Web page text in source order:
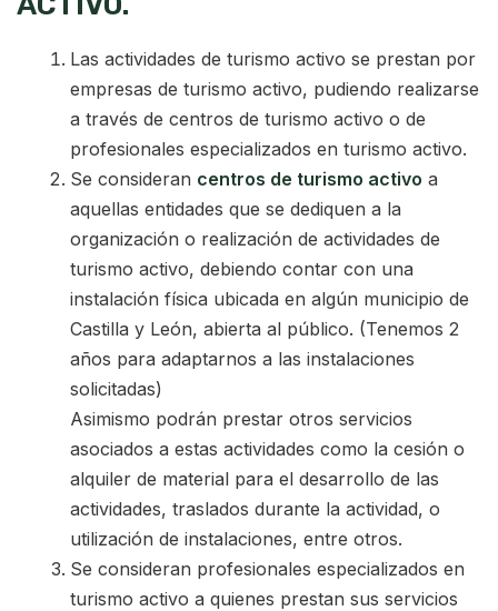
Las actividades de turismo activo se prestan por
empresas de turismo activo, pudiendo realizarse
a través de centros de turismo activo o de
profesionales especializados en turismo activo.
Se consideran centros de turismo activo a
aquellas entidades que se dediquen a la
organización o realización de actividades de
turismo activo, debiendo contar con una
instalación física ubicada en algún municipio de
Castilla y León, abierta al público. (Tenemos 2
años para adaptarnos a las instalaciones
solicitadas)
Asimismo podrán prestar otros servicios
asociados a estas actividades como la cesión o
alquiler de material para el desarrollo de las
actividades, traslados durante la actividad, o
utilización de instalaciones, entre otros.
Se consideran profesionales especializados en
turismo activo a quienes prestan sus servicios